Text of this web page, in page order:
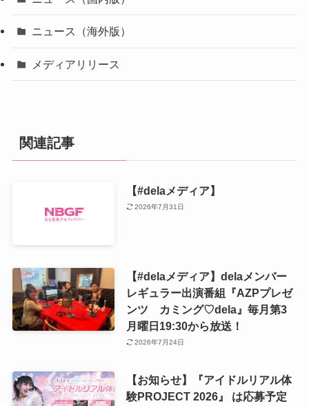
ニュース（海外版）
メディアリリース
関連記事
【#delaメディア】
2026年7月31日
【#delaメディア】delaメンバー
レギュラー出演番組『AZPプレゼ
ンツ カミング♡dela』毎月第3
月曜日19:30から放送！
2026年7月24日
【お知らせ】『アイドルリアル体
験PROJECT 2026』 は応募予定